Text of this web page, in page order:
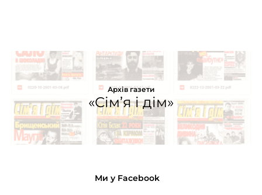
Архів газети
«Сім’я і дім»
Ми у Facebook